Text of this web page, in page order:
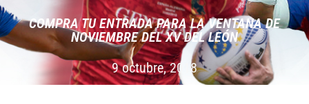
COMPRA TU ENTRADA PARA LA VENTANA DE
NOVIEMBRE DEL XV DEL LEÓN
9 octubre, 2018